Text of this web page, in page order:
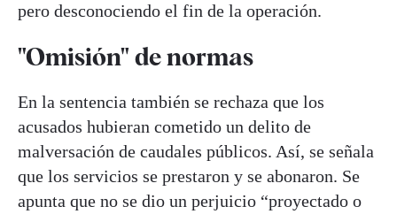
pero desconociendo el fin de la operación.
"Omisión" de normas
En la sentencia también se rechaza que los
acusados hubieran cometido un delito de
malversación de caudales públicos. Así, se señala
que los servicios se prestaron y se abonaron. Se
apunta que no se dio un perjuicio “proyectado o